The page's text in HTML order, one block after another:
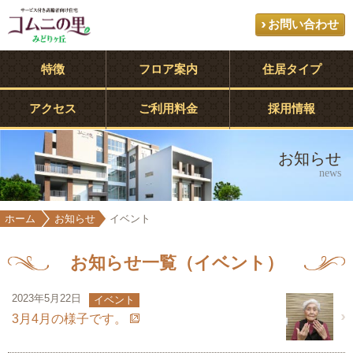
お問い合わせ
特徴 フロア案内 住居タイプ
アクセス ご利用料金 採用情報
お知らせ
news
ホーム お知らせ イベント
お知らせ一覧（イベント）
2023年5月22日 イベント
3月4月の様子です。